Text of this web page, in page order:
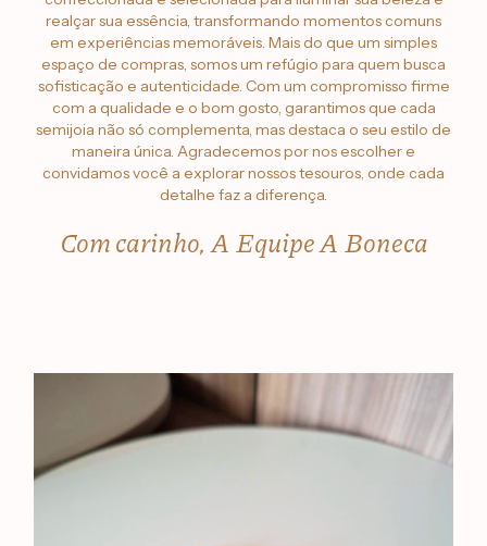
realçar sua essência, transformando momentos comuns
em experiências memoráveis. Mais do que um simples
espaço de compras, somos um refúgio para quem busca
sofisticação e autenticidade. Com um compromisso firme
com a qualidade e o bom gosto, garantimos que cada
semijoia não só complementa, mas destaca o seu estilo de
maneira única. Agradecemos por nos escolher e
convidamos você a explorar nossos tesouros, onde cada
detalhe faz a diferença.
Com carinho, A Equipe A Boneca